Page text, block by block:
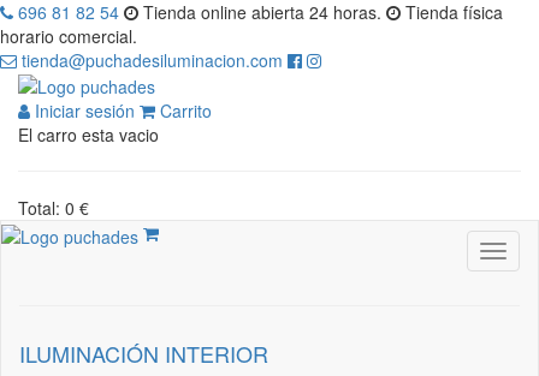
696 81 82 54 Tienda online abierta 24 horas.
Tienda física
horario comercial.
tienda@puchadesiluminacion.com
Iniciar sesión
Carrito
El carro esta vacio
Total: 0 €
ILUMINACIÓN INTERIOR